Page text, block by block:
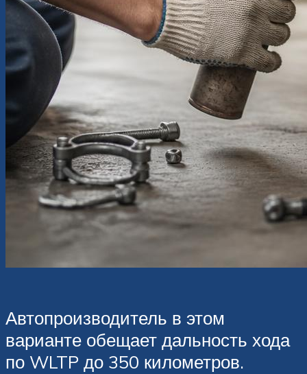
Автопроизводитель в этом
варианте обещает дальность хода
по WLTP до 350 километров.